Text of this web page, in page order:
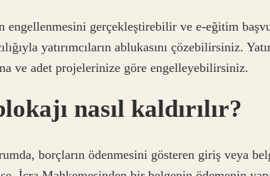
engellenmesini gerçekleştirebilir ve e-eğitim
yatırımcıların ablukasını çözebilirsiniz.
ve adet projelerinize göre engelleyebilirsiniz.
nasıl kaldırılır?
borçların ödenmesini gösteren giriş veya